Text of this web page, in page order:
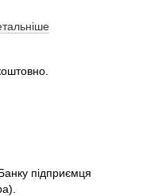
підприємця